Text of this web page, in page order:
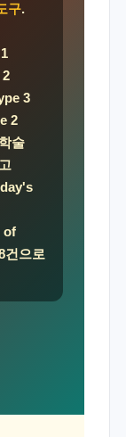
구.
2
3
2
술
of
으로